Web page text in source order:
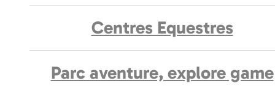
Centres Equestres
Parc aventure, explore game